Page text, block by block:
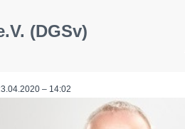
(DGSv)
– 14:02